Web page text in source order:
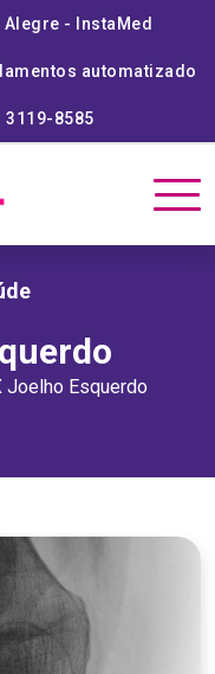
- InstaMed
automatizado
3119-8585
Joelho Esquerdo